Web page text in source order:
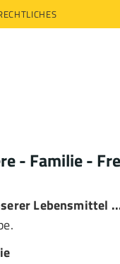
- Familie -
Lebensmittel